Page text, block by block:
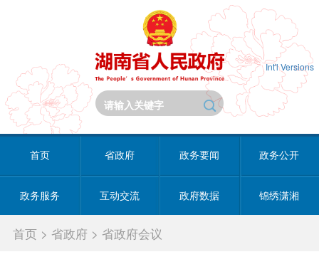
Int'l Versions
首页 省政府 政务要闻 政务公开
政务服务 互动交流 政府数据 锦绣潇湘
首页 > 省政府 > 省政府会议